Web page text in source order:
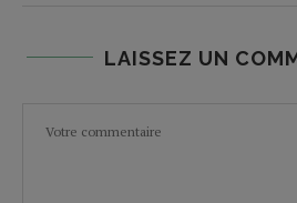
LAISSEZ UN